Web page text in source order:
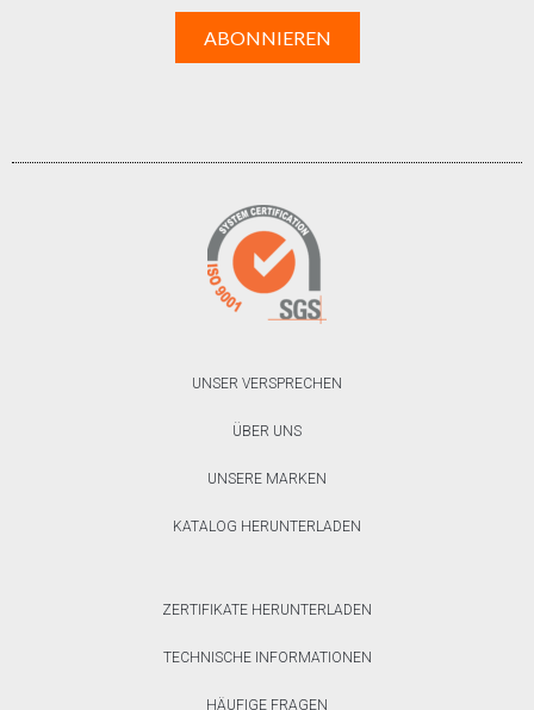
UNSER VERSPRECHEN
ÜBER UNS
UNSERE MARKEN
KATALOG HERUNTERLADEN
ZERTIFIKATE HERUNTERLADEN
TECHNISCHE INFORMATIONEN
HÄUFIGE FRAGEN